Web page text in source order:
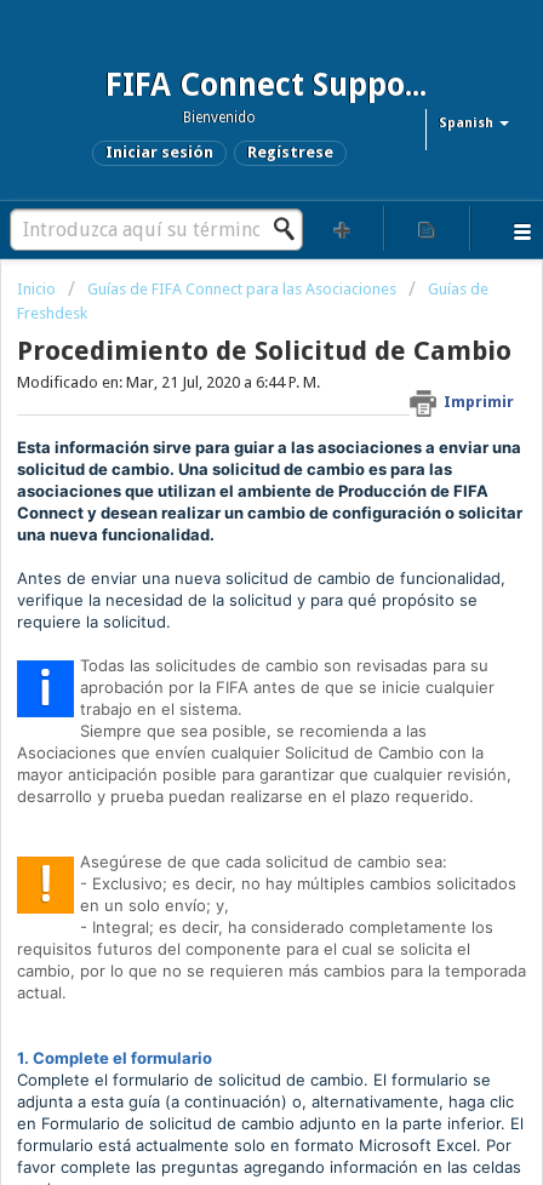
FIFA Connect Support and FCMS Support
Spanish
Bienvenido
Iniciar sesión Regístrese
Inicio Guías de FIFA Connect para las Asociaciones
Guías de
Freshdesk
Procedimiento de Solicitud de Cambio
Imprimir
Modificado en: Mar, 21 Jul, 2020 a 6:44 P. M.
Esta información sirve para guiar a las asociaciones a enviar una
solicitud de cambio. Una solicitud de cambio es para las
asociaciones que utilizan el ambiente de Producción de FIFA
Connect y desean realizar un cambio de configuración o solicitar
una nueva funcionalidad.
Antes de enviar una nueva solicitud de cambio de funcionalidad,
verifique la necesidad de la solicitud y para qué propósito se
requiere la solicitud.
Todas las solicitudes de cambio son revisadas para su
aprobación por la FIFA antes de que se inicie cualquier
trabajo en el sistema.
Siempre que sea posible, se recomienda a las
Asociaciones que envíen cualquier Solicitud de Cambio con la
mayor anticipación posible para garantizar que cualquier revisión,
desarrollo y prueba puedan realizarse en el plazo requerido.
Asegúrese de que cada solicitud de cambio sea:
- Exclusivo; es decir, no hay múltiples cambios solicitados
en un solo envío; y,
- Integral; es decir, ha considerado completamente los
requisitos futuros del componente para el cual se solicita el
cambio, por lo que no se requieren más cambios para la temporada
actual.
1. Complete el formulario
Complete el formulario de solicitud de cambio. El formulario se
adjunta a esta guía (a continuación) o, alternativamente, haga clic
en Formulario de solicitud de cambio adjunto en la parte inferior. El
formulario está actualmente solo en formato Microsoft Excel. Por
favor complete las preguntas agregando información en las celdas